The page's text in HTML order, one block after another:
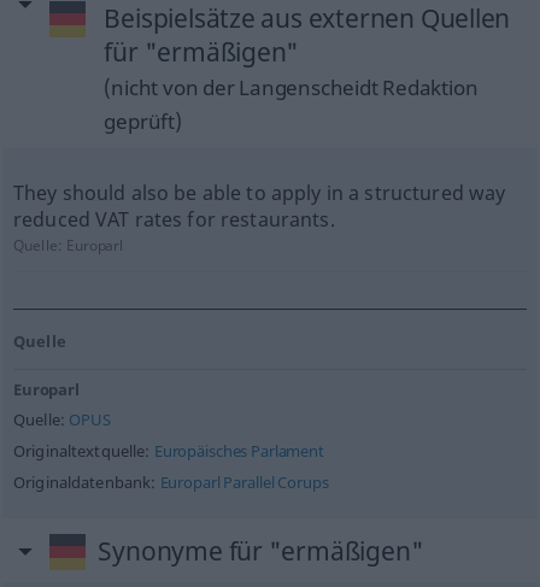
Beispielsätze aus externen Quellen
für "ermäßigen"
(nicht von der Langenscheidt Redaktion
geprüft)
They should also be able to apply in a structured way
reduced VAT rates for restaurants.
Quelle: Europarl
Quelle
Europarl
Quelle: OPUS
Originaltextquelle: Europäisches Parlament
Originaldatenbank: Europarl Parallel Corups
Synonyme für "ermäßigen"